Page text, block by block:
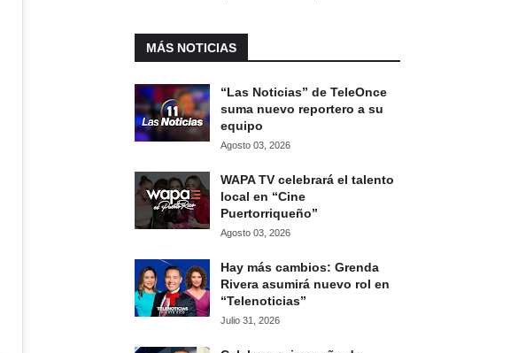
MÁS NOTICIAS
“Las Noticias” de TeleOnce
suma nuevo reportero a su
equipo
Agosto 03, 2026
WAPA TV celebrará el talento
local en “Cine
Puertorriqueño”
Agosto 03, 2026
Hay más cambios: Grenda
Rivera asumirá nuevo rol en
“Telenoticias”
Julio 31, 2026